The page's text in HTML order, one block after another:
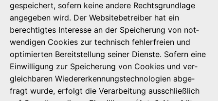
gespei­chert, sofern kei­ne ande­re Rechts­grund­la­ge
ange­ge­ben wird. Der Web­site­be­trei­ber hat ein
berech­tig­tes Inter­es­se an der Spei­che­rung von not­
wen­di­gen Coo­kies zur tech­nisch feh­ler­frei­en und
opti­mier­ten Bereit­stel­lung sei­ner Diens­te. Sofern eine
Ein­wil­li­gung zur Spei­che­rung von Coo­kies und ver­
gleich­ba­ren Wie­der­erken­nungs­tech­no­lo­gien abge­
fragt wur­de, erfolgt die Ver­ar­bei­tung aus­schließ­lich